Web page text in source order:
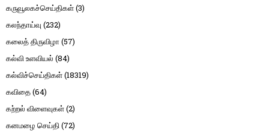
கருவூலகச்செய்திகள்(3)
கலந்தாய்வு (232)
கலைத் திருவிழா (57)
கல்வி உளவியல் (84)
கல்விச்செய்திகள்(18319)
கவிதை(64)
கற்றல் விளைவுகள்(2)
கனமழை செய்தி(72)